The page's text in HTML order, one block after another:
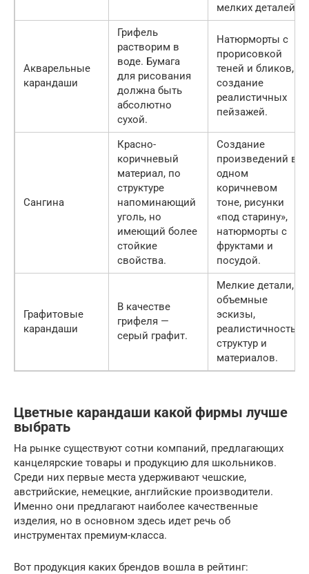
мелких деталей.
Акварельные
карандаши
Грифель
растворим в
воде. Бумага
для рисования
должна быть
абсолютно
сухой.
Натюрморты с
прорисовкой
теней и бликов,
создание
реалистичных
пейзажей.
Сангина
Красно-
коричневый
материал, по
структуре
напоминающий
уголь, но
имеющий более
стойкие
свойства.
Создание
произведений в
одном
коричневом
тоне, рисунки
«под старину»,
натюрморты с
фруктами и
посудой.
Графитовые
карандаши
В качестве
грифеля —
серый графит.
Мелкие детали,
объемные
эскизы,
реалистичность
структур и
материалов.
Цветные карандаши какой фирмы лучше
выбрать
На рынке существуют сотни компаний, предлагающих
канцелярские товары и продукцию для школьников.
Среди них первые места удерживают чешские,
австрийские, немецкие, английские производители.
Именно они предлагают наиболее качественные
изделия, но в основном здесь идет речь об
инструментах премиум-класса.
Вот продукция каких брендов вошла в рейтинг: